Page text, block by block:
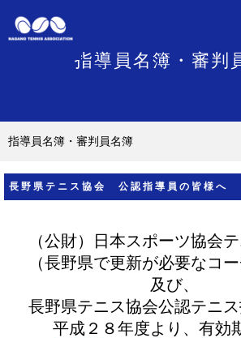
指導員名簿・審判
指導員名簿・審判員名簿
長野県テニス協会 公認指導員の皆様へ
（公財）日本スポーツ協会
（長野県で更新が必要なコー
及び、
長野県テニス協会公認テニ
平成２８年度より、有効